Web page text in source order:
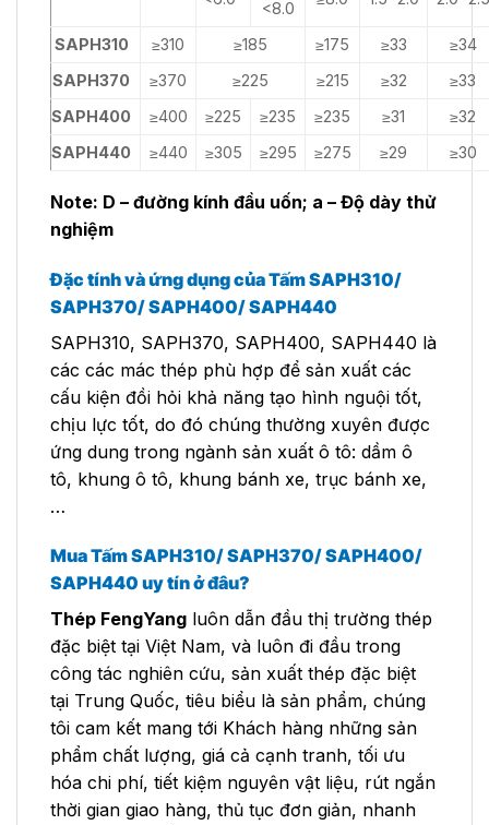
<8.0
SAPH310 ≥310 ≥185 ≥175 ≥33
≥34
SAPH370
≥370 ≥225 ≥215 ≥32
≥33
SAPH400
≥400 ≥225 ≥235 ≥235 ≥31
≥32
SAPH440
≥440 ≥305 ≥295 ≥275 ≥29 ≥30
Note: D – đường kính đầu uốn; a – Độ dày thử
nghiệm
Đặc tính và ứng dụng của Tấm SAPH310/
SAPH370/ SAPH400/ SAPH440
SAPH310, SAPH370, SAPH400, SAPH440 là
các các mác thép phù hợp để sản xuất các
cấu kiện đồi hỏi khả năng tạo hình nguội tốt,
chịu lực tốt, do đó chúng thường xuyên được
ứng dung trong ngành sản xuất ô tô: dầm ô
tô, khung ô tô, khung bánh xe, trục bánh xe,
…
Mua Tấm SAPH310/ SAPH370/ SAPH400/
SAPH440 uy tín ở đâu?
Thép FengYang luôn dẫn đầu thị trường thép
đặc biệt tại Việt Nam, và luôn đi đầu trong
công tác nghiên cứu, sản xuất thép đặc biệt
tại Trung Quốc, tiêu biểu là sản phẩm, chúng
tôi cam kết mang tới Khách hàng những sản
phẩm chất lượng, giá cả cạnh tranh, tối ưu
hóa chi phí, tiết kiệm nguyên vật liệu, rút ngắn
thời gian giao hàng, thủ tục đơn giản, nhanh